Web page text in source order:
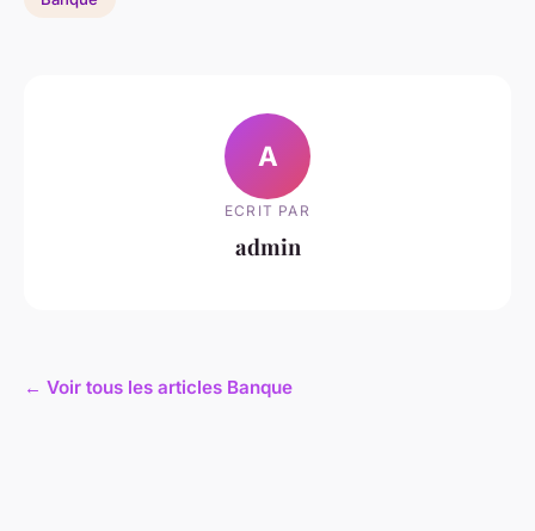
A
ECRIT PAR
admin
← Voir tous les articles Banque